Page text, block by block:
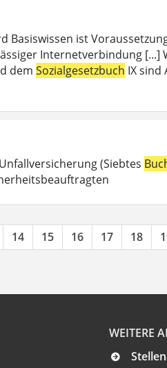
Basiswissen ist
Internetverbindung
dem Sozialgesetzbuch IX
(Siebtes
14 15 16 17 18
WEITERE